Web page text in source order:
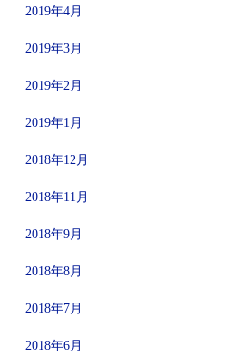
2019年4月
2019年3月
2019年2月
2019年1月
2018年12月
2018年11月
2018年9月
2018年8月
2018年7月
2018年6月